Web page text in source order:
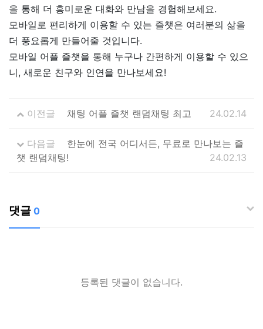
을 통해 더 흥미로운 대화와 만남을 경험해보세요.
모바일로 편리하게 이용할 수 있는 즐챗은 여러분의 삶을
더 풍요롭게 만들어줄 것입니다.
모바일 어플 즐챗을 통해 누구나 간편하게 이용할 수 있으
니, 새로운 친구와 인연을 만나보세요!
이전글 채팅 어플 즐챗 랜덤채팅 최고 24.02.14
다음글
한눈에 전국 어디서든, 무료로 만나보는 즐
챗 랜덤채팅!
24.02.13
댓글 0
등록된 댓글이 없습니다.